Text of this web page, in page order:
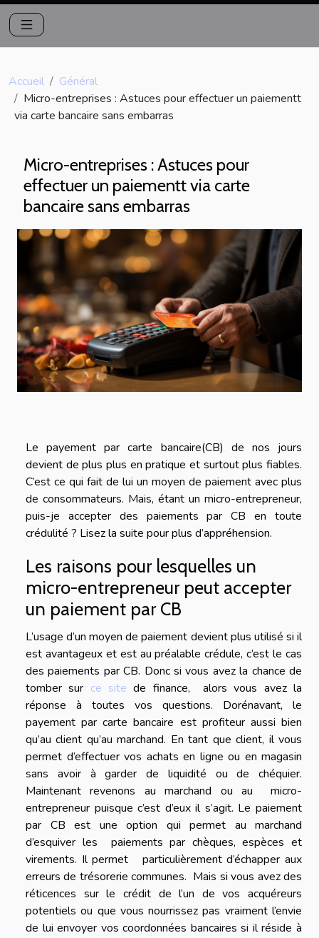
Accueil
Général
Micro-entreprises : Astuces pour effectuer un paiementt
via carte bancaire sans embarras
Micro-entreprises : Astuces pour
effectuer un paiementt via carte
bancaire sans embarras
Le payement par carte bancaire(CB) de nos jours
devient de plus plus en pratique et surtout plus fiables.
C’est ce qui fait de lui un moyen de paiement avec plus
de consommateurs. Mais, étant un micro-entrepreneur,
puis-je accepter des paiements par CB en toute
crédulité ? Lisez la suite pour plus d’appréhension.
Les raisons pour lesquelles un
micro-entrepreneur peut accepter
un paiement par CB
L’usage d’un moyen de paiement devient plus utilisé si il
est avantageux et est au préalable crédule, c’est le cas
des paiements par CB. Donc si vous avez la chance de
tomber sur ce site de finance, alors vous avez la
réponse à toutes vos questions. Dorénavant, le
payement par carte bancaire est profiteur aussi bien
qu’au client qu’au marchand. En tant que client, il vous
permet d’effectuer vos achats en ligne ou en magasin
sans avoir à garder de liquidité ou de chéquier.
Maintenant revenons au marchand ou au micro-
entrepreneur puisque c’est d’eux il s’agit. Le paiement
par CB est une option qui permet au marchand
d’esquiver les paiements par chèques, espèces et
virements. Il permet particulièrement d’échapper aux
erreurs de trésorerie communes. Mais si vous avez des
réticences sur le crédit de l’un de vos acquéreurs
potentiels ou que vous nourrissez pas vraiment l’envie
de lui envoyer vos coordonnées bancaires si il réside à